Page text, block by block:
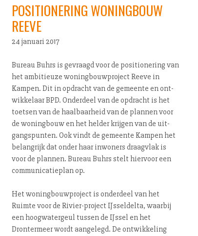
POSITIONERING WONINGBOUW
REEVE
24 januari 2017
Bureau Buhrs is gevraagd voor de po­si­ti­o­ne­ring van
het ambitieuze wo­ning­bouw­pro­ject Reeve in
Kampen. Dit in opdracht van de gemeente en ont­
wik­ke­laar BPD. Onderdeel van de opdracht is het
toetsen van de haal­baar­heid van de plannen voor
de woningbouw en het helder krijgen van de uit­
gangs­pun­ten. Ook vindt de gemeente Kampen het
belangrijk dat onder haar inwoners draagvlak is
voor de plannen. Bureau Buhrs stelt hiervoor een
com­mu­ni­ca­tie­plan op.
Het wo­ning­bouw­pro­ject is onderdeel van het
Ruimte voor de Ri­vier-pro­ject IJsseldelta, waarbij
een hoog­wa­ter­geul tussen de IJssel en het
Drontermeer wordt aangelegd. De ont­wik­ke­ling